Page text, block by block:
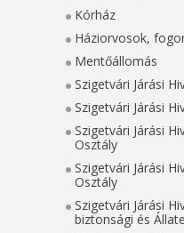
Kórház
Háziorvosok,
Mentőállomás
Szigetvári Járási
Szigetvári Járási
Szigetvári Járási
Osztály
Szigetvári Járási
Osztály
Szigetvári Járási
biztonsági és